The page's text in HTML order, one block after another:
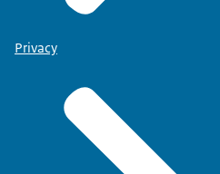
Privacy